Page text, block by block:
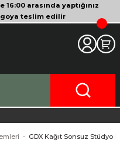
arasında yaptığınız
teslim edilir
GDX Kağıt Sonsuz Stüdyo